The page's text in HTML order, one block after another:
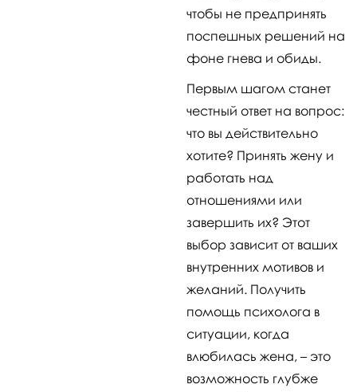
чтобы не предпринять
поспешных решений на
фоне гнева и обиды.
Первым шагом станет
честный ответ на вопрос:
что вы действительно
хотите? Принять жену и
работать над
отношениями или
завершить их? Этот
выбор зависит от ваших
внутренних мотивов и
желаний. Получить
помощь психолога в
ситуации, когда
влюбилась жена, – это
возможность глубже